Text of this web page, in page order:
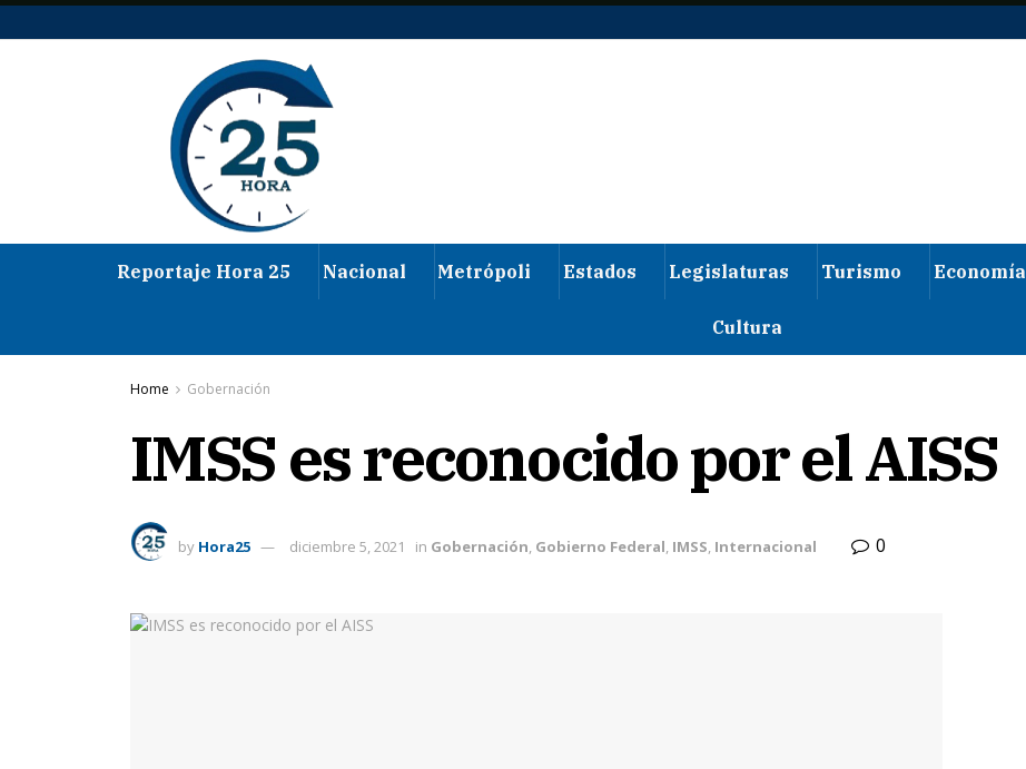
Reportaje Hora 25 Nacional Metrópoli Estados Legislaturas Turismo Economía
Cultura
Home Gobernación
IMSS es reconocido por el AISS
by Hora25 diciembre 5, 2021 in Gobernación, Gobierno Federal, IMSS, Internacional 0